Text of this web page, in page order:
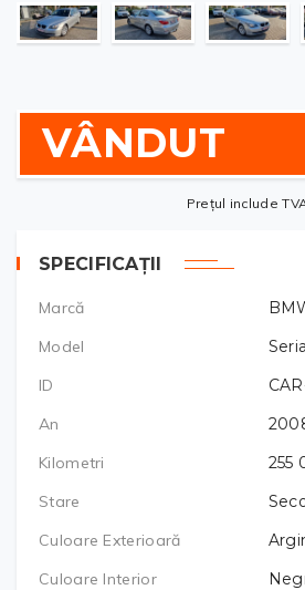
VÂNDUT
Prețul include
SPECIFICAȚII
Marcă
Model
ID
An
Kilometri
255
Stare
Culoare Exterioară
Culoare Interior